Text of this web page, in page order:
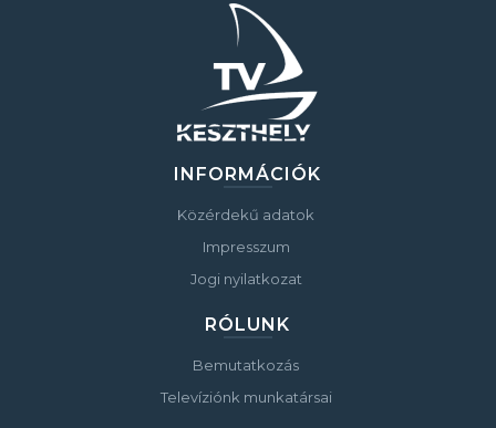
INFORMÁCIÓK
Közérdekű adatok
Impresszum
Jogi nyilatkozat
RÓLUNK
Bemutatkozás
Televíziónk munkatársai